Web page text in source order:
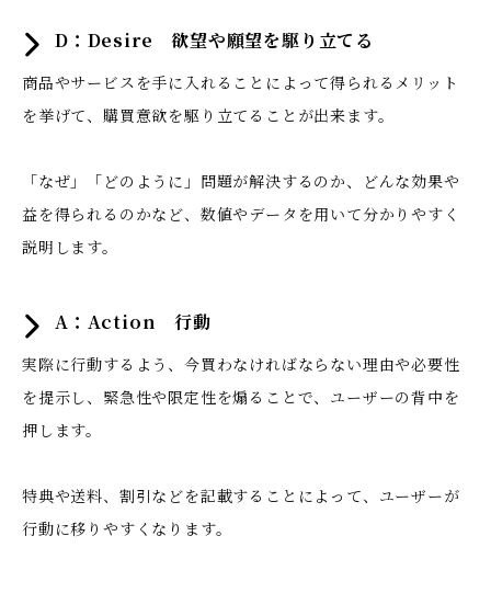
D：Desire 欲望や願望を駆り立てる
商品やサービスを手に入れることによって得られるメリット
を挙げて、購買意欲を駆り立てることが出来ます。
「なぜ」「どのように」問題が解決するのか、どんな効果や
益を得られるのかなど、数値やデータを用いて分かりやすく
説明します。
A：Action 行動
実際に行動するよう、今買わなければならない理由や必要性
を提示し、緊急性や限定性を煽ることで、ユーザーの背中を
押します。
特典や送料、割引などを記載することによって、ユーザーが
行動に移りやすくなります。